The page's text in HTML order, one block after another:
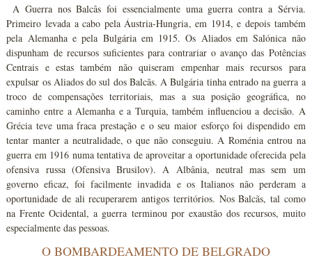
A Guerra nos Balcâs foi essencialmente uma guerra contra a Sérvia.
Primeiro levada a cabo pela Áustria-Hungria, em 1914, e depois também
pela Alemanha e pela Bulgária em 1915. Os Aliados em Salónica não
dispunham de recursos suficientes para contrariar o avanço das Potências
Centrais e estas também não quiseram empenhar mais recursos para
expulsar os Aliados do sul dos Balcãs. A Bulgária tinha entrado na guerra a
troco de compensações territoriais, mas a sua posição geográfica, no
caminho entre a Alemanha e a Turquia, também influenciou a decisão. A
Grécia teve uma fraca prestação e o seu maior esforço foi dispendido em
tentar manter a neutralidade, o que não conseguiu. A Roménia entrou na
guerra em 1916 numa tentativa de aproveitar a oportunidade oferecida pela
ofensiva russa (Ofensiva Brusilov). A Albânia, neutral mas sem um
governo eficaz, foi facilmente invadida e os Italianos não perderam a
oportunidade de ali recuperarem antigos territórios. Nos Balcãs, tal como
na Frente Ocidental, a guerra terminou por exaustão dos recursos, muito
especialmente das pessoas.
O BOMBARDEAMENTO DE BELGRADO